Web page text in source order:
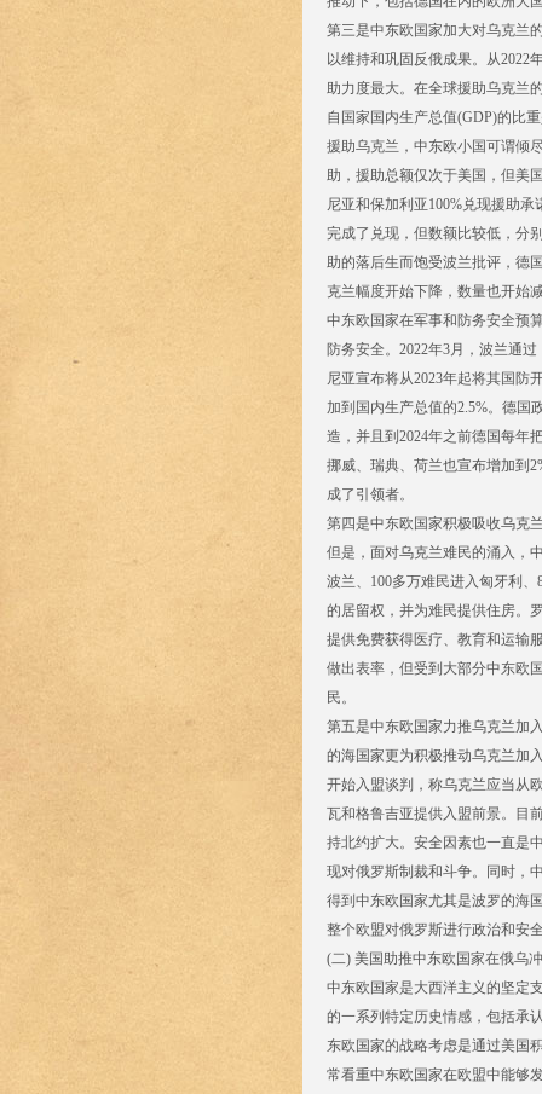
第三是中东欧国家加大对乌克兰
以维持和巩固反俄成果。从2022
助力度最大。在全球援助乌克兰
自国家国内生产总值(GDP)的比
援助乌克兰，中东欧小国可谓倾
助，援助总额仅次于美国，但美
尼亚和保加利亚100%兑现援助
完成了兑现，但数额比较低，分
助的落后生而饱受波兰批评，德
克兰幅度开始下降，数量也开始
中东欧国家在军事和防务安全预
防务安全。2022年3月，波兰通
尼亚宣布将从2023年起将其国防
加到国内生产总值的2.5%。德国
造，并且到2024年之前德国每年
挪威、瑞典、荷兰也宣布增加到
成了引领者。
第四是中东欧国家积极吸收乌克
但是，面对乌克兰难民的涌入，
波兰、100多万难民进入匈牙利
的居留权，并为难民提供住房。
提供免费获得医疗、教育和运输
做出表率，但受到大部分中东欧
民。
第五是中东欧国家力推乌克兰加
的海国家更为积极推动乌克兰加
开始入盟谈判，称乌克兰应当从
瓦和格鲁吉亚提供入盟前景。目
持北约扩大。安全因素也一直是
现对俄罗斯制裁和斗争。同时，
得到中东欧国家尤其是波罗的海
整个欧盟对俄罗斯进行政治和安
(二) 美国助推中东欧国家在俄乌
中东欧国家是大西洋主义的坚定
的一系列特定历史情感，包括承
东欧国家的战略考虑是通过美国
常看重中东欧国家在欧盟中能够